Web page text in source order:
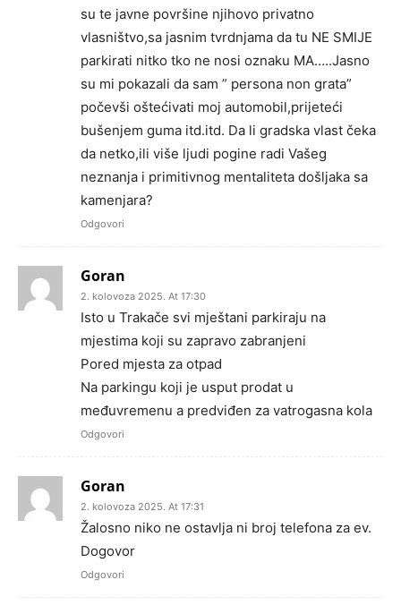
su te javne površine njihovo privatno
vlasništvo,sa jasnim tvrdnjama da tu NE SMIJE
parkirati nitko tko ne nosi oznaku MA…..Jasno
su mi pokazali da sam ” persona non grata”
počevši oštećivati moj automobil,prijeteći
bušenjem guma itd.itd. Da li gradska vlast čeka
da netko,ili više ljudi pogine radi Vašeg
neznanja i primitivnog mentaliteta došljaka sa
kamenjara?
Odgovori
Goran
2. kolovoza 2025. At 17:30
Isto u Trakače svi mještani parkiraju na
mjestima koji su zapravo zabranjeni
Pored mjesta za otpad
Na parkingu koji je usput prodat u
međuvremenu a predviđen za vatrogasna kola
Odgovori
Goran
2. kolovoza 2025. At 17:31
Žalosno niko ne ostavlja ni broj telefona za ev.
Dogovor
Odgovori